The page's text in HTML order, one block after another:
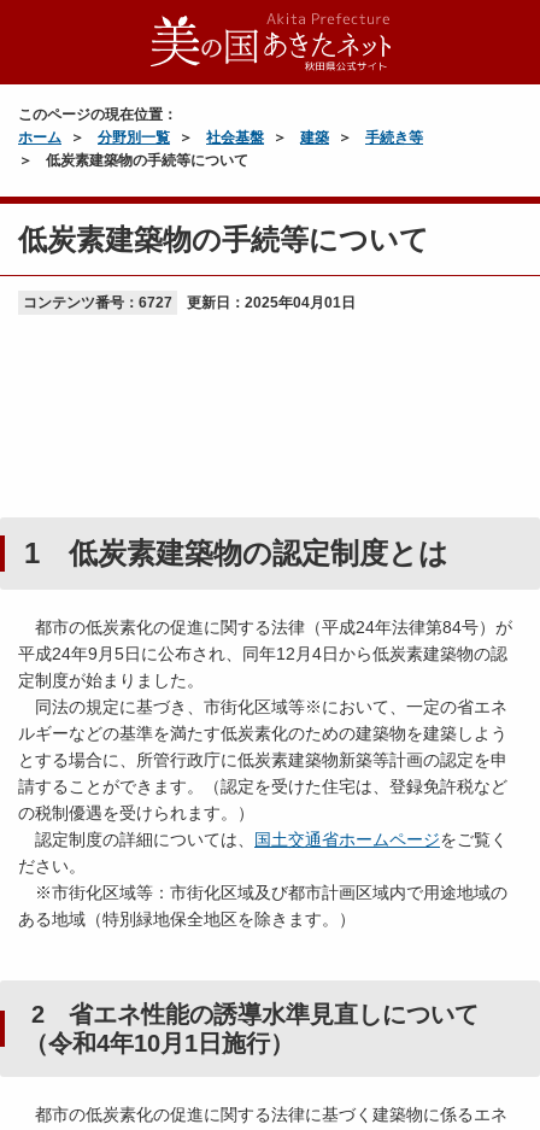
このページの現在位置：
ホーム
分野別一覧 社会基盤 建築
手続き等
低炭素建築物の手続等について
低炭素建築物の手続等について
コンテンツ番号：6727 更新日： 2025年04月01日
1 低炭素建築物の認定制度とは
都市の低炭素化の促進に関する法律（平成24年法律第84号）が
平成24年9月5日に公布され、同年12月4日から低炭素建築物の認
定制度が始まりました。
同法の規定に基づき、市街化区域等※において、一定の省エネ
ルギーなどの基準を満たす低炭素化のための建築物を建築しよう
とする場合に、所管行政庁に低炭素建築物新築等計画の認定を申
請することができます。（認定を受けた住宅は、登録免許税など
の税制優遇を受けられます。）
認定制度の詳細については、 国土交通省ホームページをご覧く
ださい。
※市街化区域等：市街化区域及び都市計画区域内で用途地域の
ある地域（特別緑地保全地区を除きます。）
2 省エネ性能の誘導水準見直しについて
（令和4年10月1日施行）
都市の低炭素化の促進に関する法律に基づく建築物に係るエネ